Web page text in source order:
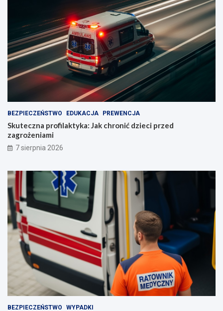
BEZPIECZEŃSTWO EDUKACJA PREWENCJA
Skuteczna profilaktyka: Jak chronić dzieci przed
zagrożeniami
7 sierpnia 2026
BEZPIECZEŃSTWO WYPADKI